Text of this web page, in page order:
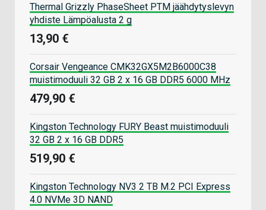
Thermal Grizzly PhaseSheet PTM jäähdytyslevyn
yhdiste Lämpöalusta 2 g
13,90 €
Corsair Vengeance CMK32GX5M2B6000C38
muistimoduuli 32 GB 2 x 16 GB DDR5 6000 MHz
479,90 €
Kingston Technology FURY Beast muistimoduuli
32 GB 2 x 16 GB DDR5
519,90 €
Kingston Technology NV3 2 TB M.2 PCI Express
4.0 NVMe 3D NAND